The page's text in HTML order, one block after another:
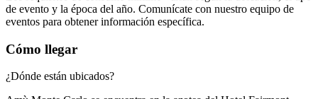
de evento y la época del año. Comunícate con nuestro equipo de
eventos para obtener información específica.​​​​‌ ‍ ​‍​‍‌‍ ‌ ​‍‌‍‍‌‌‍‌ ‌‍‍‌‌‍ ‍​‍​‍​ ‍‍​‍​‍‌ ​ ‌‍​‌‌‍ ‍‌‍‍‌‌ ‌​‌ ‍‌​‍ ‍‌‍‍‌‌‍ ​‍​‍​‍ ​​‍​‍‌‍‍​‌ ​‍‌‍‌‌‌‍‌‍​‍​‍​ ‍‍​‍​‍‌‍‍​‌ ‌​‌ ‌​‌ ​​‌ ​ ​ ‍‍​‍ ​‍ ‌‍ ​​‍ ‌‌‍​‌‌‍ ‍‌‍‌​​‍ ‌‌ ​‍​‍ ‌‌‍‍​‌‍ ‌ ‌​‌‍‌‌‌‍ ​‌ ​ ​‍ ‌‌ ​ ‌ ‌​‌ ‌‌‌‍‌​‌‍‍‌‌‍ ​‍ ‍‌ ‌‍‌‍‌‌‌ ​‍‌‍​ ‌‍‌‌‌‍ ​​‍ ‍‌‍​‌‌ ​​‌ ​​​‍ ‌‍‍‌‌‍ ‍‌ ‌​‌‍‌‌‌‍ ‍‌ ‌​​‍ ‌‍‌‌‌‍‌​‌‍‍‌‌ ‌​​‍ ‌‍ ‌‌‍ ‌‍‌​‌‍‌‌​ ‌‌ ​​‌ ​‍‌‍‌‌‌ ​ ‌‍‌‌‌‍ ‍‌ ‌​‌‍​‌‌ ‌​‌‍‍‌‌‍ ‌‍ ‍​ ‍ ‌‍‍‌‌‍‌​​ ‌‌‍​ ​ ‌ ​ ‌​‌‍​‌​ ‍‌‌‍‌‍​ ‌​‌‍‌​​‍ ‌​ ‌​​ ​‌​ ‌ ​ ‍​​‍ ‌​ ‌​​ ​‍‌‍​ ​ ‌​​‍ ‌​ ‍​​ ‍​​ ​ ‌‍‌‍​‍ ‌​ ​​​ ‍​‌‍‌​​ ‍​​ ‍‌‌‍​ ​ ‍‌​ ‌ ‌‍‌‍​ ‍​‌‍​‍​ ​ ​ ‍ ‌ ‌​‌ ‍‌‌ ​​‌‍‌‌​ ‌‌‍‍​‌‍ ‌ ‌​‌‍‌‌‌‍ ​‌​‌‍‌‍​‌‌ ​‌​ ‍ ‌ ​​‌‍​‌‌ ‌​‌‍‍​​ ‌‌‍​‌‌‍ ‍‌ ​ ‌ ‌ ‌‍‌‌‌ ​‍​‍‌‌​ ‌‌‌​​‍‌‌ ‌‍‍ ‌‍‌‌‌ ‍‌​‍‌‌​ ​ ‌​‌​​‍‌‌​ ​ ‌​‌​​‍‌‌​ ​‍​ ​‍​ ​‍‌‍​‍​ ‌‌‌‍‌‍​ ‍​‌‍‌​‌‍‌​​ ​​​ ​ ​ ‍​​ ‌‍‌‍​‌​‍‌‌​ ​‍​ ​‍​‍‌‌​ ‌‌‌​‌​​‍ ‍‌‍​ ‌‍‍​‌‍‍‌‌‍ ​‌‍‌​‌ ​‍‌‍‌‌‌‍ ‍​‍‌‌​ ‌‌‌​​‍‌‌ ‌‍‍ ‌‍‌‌‌ ‍‌​‍‌‌​ ​ ‌​‌​​‍‌‌​ ​ ‌​‌​​‍‌‌​ ​‍​ ​‍​ ‌ ​ ‌ ‌‍‌‌​ ‌ ​ ​‍‌‍‌‍‌‍‌​​ ‍​‌‍‌‌‌‍​‍‌‍​‍​ ​‍​‍‌‌​ ​‍​ ​‍​‍‌‌​ ‌‌‌​‌​​‍ ‍‌ ‌​‌‍‌‌‌ ‍​‌ ‌​​ ‌‍​‍‌‍​‌‌ ​ ‌‍‌‌‌‌‌‌‌ ​‍‌‍ ​​ ‌‌‍‍​‌ ‌​‌ ‌​‌ ​​‌ ​ ​‍‌‌​ ​ ‌​​‌​‍‌‌​ ​‍‌​‌‍​‍‌‌​ ​‍‌​‌‍‌‍ ​​‍ ‌‌‍​‌‌‍ ‍‌‍‌​​‍ ‌‌ ​‍​‍ ‌‌‍‍​‌‍ ‌ ‌​‌‍‌‌‌‍ ​‌ ​ ​‍ ‌‌ ​ ‌ ‌​‌ ‌‌‌‍‌​‌‍‍‌‌‍ ​‍ ‍‌ ‌‍‌‍‌‌‌ ​‍‌‍​ ‌‍‌‌‌‍ ​​‍ ‍‌‍​‌‌ ​​‌ ​​​‍‌‍‌‍‍‌‌‍‌​​ ‌‌‍​ ​ ‌ ​ ‌​‌‍​‌​ ‍‌‌‍‌‍​ ‌​‌‍‌​​‍ ‌​ ‌​​ ​‌​ ‌ ​ ‍​​‍ ‌​ ‌​​ ​‍‌‍​ ​ ‌​​‍ ‌​ ‍​​ ‍​​ ​ ‌‍‌‍​‍ ‌​ ​​​ ‍​‌‍‌​​ ‍​​ ‍‌‌‍​ ​ ‍‌​ ‌ ‌‍‌‍​ ‍​‌‍​‍​ ​ ​‍‌‍‌ ‌​‌ ‍‌‌ ​​‌‍‌‌​ ‌‌‍‍​‌‍ ‌ ‌​‌‍‌‌‌‍ ​‌​‌‍‌‍​‌‌ ​‌​‍‌‍‌ ​​‌‍​‌‌ ‌​‌‍‍​​ ‌‌‍​‌‌‍ ‍‌ ​ ‌ ‌ ‌‍‌‌‌ ​‍​‍‌‌​ ‌‌‌​​‍‌‌ ‌‍‍ ‌‍‌‌‌ ‍‌​‍‌‌​ ​ ‌​‌​​‍‌‌​ ​ ‌​‌​​‍‌‌​ ​‍​ ​‍​ ​‍‌‍​‍​ ‌‌‌‍‌‍​ ‍​‌‍‌​‌‍‌​​ ​​​ ​ ​ ‍​​ ‌‍‌‍​‌​‍‌‌​ ​‍​ ​‍​‍‌‌​ ‌‌‌​‌​​‍ ‍‌‍​ ‌‍‍​‌‍‍‌‌‍ ​‌‍‌​‌ ​‍‌‍‌‌‌‍ ‍​‍‌‌​ ‌‌‌​​‍‌‌ ‌‍‍ ‌‍‌‌‌ ‍‌​‍‌‌​ ​ ‌​‌​​‍‌‌​ ​ ‌​‌​​‍‌‌​ ​‍​ ​‍​ ‌ ​ ‌ ‌‍‌‌​ ‌ ​ ​‍‌‍‌‍‌‍‌​​ ‍​‌‍‌‌‌‍​‍‌‍​‍​ ​‍​‍‌‌​ ​‍​ ​‍​‍‌‌​ ‌‌‌​‌​​‍ ‍‌ ‌​‌‍‌‌‌ ‍​‌ ‌​​‍‌‍‌ ​​‌‍‌‌‌ ​‍‌ ​ ‌ ​​‌‍‌‌‌‍​ ‌ ‌​‌‍‍‌‌ ‌‍‌‍‌‌​ ‌‌ ​​‌ ‌‌‌‍​‍‌‍ ​‌‍‍‌‌ ​ ‌‍‍​‌‍‌‌‌‍‌​​‍​‍‌ ‌
Cómo llegar​​​​‌ ‍ ​‍​‍‌‍ ‌ ​‍‌‍‍‌‌‍‌ ‌‍‍‌‌‍ ‍​‍​‍​ ‍‍​‍​‍‌ ​ ‌‍​‌‌‍ ‍‌‍‍‌‌ ‌​‌ ‍‌​‍ ‍‌‍‍‌‌‍ ​‍​‍​‍ ​​‍​‍‌‍‍​‌ ​‍‌‍‌‌‌‍‌‍​‍​‍​ ‍‍​‍​‍‌‍‍​‌ ‌​‌ ‌​‌ ​​‌ ​ ​ ‍‍​‍ ​‍ ‌‍ ​​‍ ‌‌‍​‌‌‍ ‍‌‍‌​​‍ ‌‌ ​‍​‍ ‌‌‍‍​‌‍ ‌ ‌​‌‍‌‌‌‍ ​‌ ​ ​‍ ‌‌ ​ ‌ ‌​‌ ‌‌‌‍‌​‌‍‍‌‌‍ ​‍ ‍‌ ‌‍‌‍‌‌‌ ​‍‌‍​ ‌‍‌‌‌‍ ​​‍ ‍‌‍​‌‌ ​​‌ ​​​‍ ‌‍‍‌‌‍ ‍‌ ‌​‌‍‌‌‌‍ ‍‌ ‌​​‍ ‌‍‌‌‌‍‌​‌‍‍‌‌ ‌​​‍ ‌‍ ‌‌‍ ‌‍‌​‌‍‌‌​ ‌‌ ​​‌ ​‍‌‍‌‌‌ ​ ‌‍‌‌‌‍ ‍‌ ‌​‌‍​‌‌ ‌​‌‍‍‌‌‍ ‌‍ ‍​ ‍ ‌‍‍‌‌‍‌​​ ‌‌‍‌​​ ‌‌‌‍‌‌​ ‌ ​ ‌‌​ ​ ​ ‍‌​ ​ ​‍ ‌​ ​ ​ ‍‌‌‍‌​‌‍​‌​‍ ‌​ ‌​‌‍​ ​ ​‍​ ‌​​‍ ‌‌‍​‍​ ‌​‌‍‌‍​ ​ ​‍ ‌‌‍‌‌​ ‌ ​ ​​‌‍​ ‌‍​‌​ ‌ ​ ‍‌​ ​​​ ‌​​ ​​​ ‍​‌‍‌​​ ‍ ‌ ‌​‌ ‍‌‌ ​​‌‍‌‌​ ‌‌‍‍​‌‍ ‌ ‌​‌‍‌‌‌‍ ​‌‌​ ‌‍‍‌‌ ‌​‌‍‌‌‌‌​​‌‍​‌‌‍‌ ‌‍‌‌​ ‍ ‌ ​​‌‍​‌‌ ‌​‌‍‍​​ ‌‌ ​​‌‍​‌‌‍‌ ‌‍‌‌‌​​‍‌ ‌‌‌‍‍‌‌‍ ​‌‍‌​‌‍‌‌‌ ​‍​‍‌‌​ ‌‌‌​​‍‌‌ ‌‍‍ ‌‍‌‌‌ ‍‌​‍‌‌​ ​ ‌​‌​​‍‌‌​ ​ ‌​‌​​‍‌‌​ ​‍​ ​‍‌‍​‌​ ‌‌​ ​​‌‍‌‍‌‍‌​‌‍​ ​ ‍​‌‍‌‌​ ‌‍​ ‌​​ ‌​​ ​‍​‍‌‌​ ​‍​ ​‍​‍‌‌​ ‌‌‌​‌​​‍ ‍‌‍‌‍‌‍​‌‌ ​‌‌‌​ ‌‍‌‌‌‍​ ‌ ‌​‌‍‍‌‌‍ ‌‍ ‍‌ ​ ​‍‌‌​ ‌‌‌​​‍‌‌ ‌‍‍ ‌‍‌‌‌ ‍‌​‍‌‌​ ​ ‌​‌​​‍‌‌​ ​ ‌​‌​​‍‌‌​ ​‍​ ​‍​ ​ ​ ‌‍‌‍​‍‌‍‌‍​ ​‌​ ‌​​ ‍​‌‍‌​​ ​‍‌‍​‌​ ​​​ ‌‌​‍‌‌​ ​‍​ ​‍​‍‌‌​ ‌‌‌​‌​​‍ ‍‌ ​ ‌‍‌‌‌‍​ ‌ ‌​‌‍‍‌‌‍ ‌‍ ‍‌‌‌​‌‍‍‌‌ ‌​‌‍ ​‌‍‌‌​ ‌‍​‍‌‍​‌‌ ​ ‌‍‌‌‌‌‌‌‌ ​‍‌‍ ​​ ‌‌‍‍​‌ ‌​‌ ‌​‌ ​​‌ ​ ​‍‌‌​ ​ ‌​​‌​‍‌‌​ ​‍‌​‌‍​‍‌‌​ ​‍‌​‌‍‌‍ ​​‍ ‌‌‍​‌‌‍ ‍‌‍‌​​‍ ‌‌ ​‍​‍ ‌‌‍‍​‌‍ ‌ ‌​‌‍‌‌‌‍ ​‌ ​ ​‍ ‌‌ ​ ‌ ‌​‌ ‌‌‌‍‌​‌‍‍‌‌‍ ​‍ ‍‌ ‌‍‌‍‌‌‌ ​‍‌‍​ ‌‍‌‌‌‍ ​​‍ ‍‌‍​‌‌ ​​‌ ​​​‍‌‍‌‍‍‌‌‍‌​​ ‌‌‍‌​​ ‌‌‌‍‌‌​ ‌ ​ ‌‌​ ​ ​ ‍‌​ ​ ​‍ ‌​ ​ ​ ‍‌‌‍‌​‌‍​‌​‍ ‌​ ‌​‌‍​ ​ ​‍​ ‌​​‍ ‌‌‍​‍​ ‌​‌‍‌‍​ ​ ​‍ ‌‌‍‌‌​ ‌ ​ ​​‌‍​ ‌‍​‌​ ‌ ​ ‍‌​ ​​​ ‌​​ ​​​ ‍​‌‍‌​​‍‌‍‌ ‌​‌ ‍‌‌ ​​‌‍‌‌​ ‌‌‍‍​‌‍ ‌ ‌​‌‍‌‌‌‍ ​‌‌​ ‌‍‍‌‌ ‌​‌‍‌‌‌‌​​‌‍​‌‌‍‌ ‌‍‌‌​‍‌‍‌ ​​‌‍​‌‌ ‌​‌‍‍​​ ‌‌ ​​‌‍​‌‌‍‌ ‌‍‌‌‌​​‍‌ ‌‌‌‍‍‌‌‍ ​‌‍‌​‌‍‌‌‌ ​‍​‍‌‌​ ‌‌‌​​‍‌‌ ‌‍‍ ‌‍‌‌‌ ‍‌​‍‌‌​ ​ ‌​‌​​‍‌‌​ ​ ‌​‌​​‍‌‌​ ​‍​ ​‍‌‍​‌​ ‌‌​ ​​‌‍‌‍‌‍‌​‌‍​ ​ ‍​‌‍‌‌​ ‌‍​ ‌​​ ‌​​ ​‍​‍‌‌​ ​‍​ ​‍​‍‌‌​ ‌‌‌​‌​​‍ ‍‌‍‌‍‌‍​‌‌ ​‌‌‌​ ‌‍‌‌‌‍​ ‌ ‌​‌‍‍‌‌‍ ‌‍ ‍‌ ​ ​‍‌‌​ ‌‌‌​​‍‌‌ ‌‍‍ ‌‍‌‌‌ ‍‌​‍‌‌​ ​ ‌​‌​​‍‌‌​ ​ ‌​‌​​‍‌‌​ ​‍​ ​‍​ ​ ​ ‌‍‌‍​‍‌‍‌‍​ ​‌​ ‌​​ ‍​‌‍‌​​ ​‍‌‍​‌​ ​​​ ‌‌​‍‌‌​ ​‍​ ​‍​‍‌‌​ ‌‌‌​‌​​‍ ‍‌ ​ ‌‍‌‌‌‍​ ‌ ‌​‌‍‍‌‌‍ ‌‍ ‍‌‌‌​‌‍‍‌‌ ‌​‌‍ ​‌‍‌‌​‍‌‍‌ ​​‌‍‌‌‌ ​‍‌ ​ ‌ ​​‌‍‌‌‌‍​ ‌ ‌​‌‍‍‌‌ ‌‍‌‍‌‌​ ‌‌ ​​‌ ‌‌‌‍​‍‌‍ ​‌‍‍‌‌ ​ ‌‍‍​‌‍‌‌‌‍‌​​‍​‍‌ ‌
¿Dónde están ubicados?​​​​‌ ‍ ​‍​‍‌‍ ‌ ​‍‌‍‍‌‌‍‌ ‌‍‍‌‌‍ ‍​‍​‍​ ‍‍​‍​‍‌ ​ ‌‍​‌‌‍ ‍‌‍‍‌‌ ‌​‌ ‍‌​‍ ‍‌‍‍‌‌‍ ​‍​‍​‍ ​​‍​‍‌‍‍​‌ ​‍‌‍‌‌‌‍‌‍​‍​‍​ ‍‍​‍​‍‌‍‍​‌ ‌​‌ ‌​‌ ​​‌ ​ ​ ‍‍​‍ ​‍ ‌‍ ​​‍ ‌‌‍​‌‌‍ ‍‌‍‌​​‍ ‌‌ ​‍​‍ ‌‌‍‍​‌‍ ‌ ‌​‌‍‌‌‌‍ ​‌ ​ ​‍ ‌‌ ​ ‌ ‌​‌ ‌‌‌‍‌​‌‍‍‌‌‍ ​‍ ‍‌ ‌‍‌‍‌‌‌ ​‍‌‍​ ‌‍‌‌‌‍ ​​‍ ‍‌‍​‌‌ ​​‌ ​​​‍ ‌‍‍‌‌‍ ‍‌ ‌​‌‍‌‌‌‍ ‍‌ ‌​​‍ ‌‍‌‌‌‍‌​‌‍‍‌‌ ‌​​‍ ‌‍ ‌‌‍ ‌‍‌​‌‍‌‌​ ‌‌ ​​‌ ​‍‌‍‌‌‌ ​ ‌‍‌‌‌‍ ‍‌ ‌​‌‍​‌‌ ‌​‌‍‍‌‌‍ ‌‍ ‍​ ‍ ‌‍‍‌‌‍‌​​ ‌‌‍​‌‌‍​‌​ ​‍​ ‌‍‌‍​ ​ ​‌​ ​‍​ ‍‌​‍ ‌‌‍​‍​ ‍​​ ‌​​ ​‍​‍ ‌​ ‌​‌‍‌​‌‍‌​​ ‌‍​‍ ‌‌‍​‍‌‍‌‍​ ​‌‌‍​‍​‍ ‌​ ​ ​ ‍​​ ‌‍‌‍​‍‌‍​‍​ ​ ​ ​​​ ​‌‌‍​‌‌‍​‍​ ‌ ​ ​‍​ ‍ ‌ ‌​‌ ‍‌‌ ​​‌‍‌‌​ ‌‌‍‍​‌‍ ‌ ‌​‌‍‌‌‌‍ ​‌​‌‍‌‍​‌‌ ​‌​ ‍ ‌ ​​‌‍​‌‌ ‌​‌‍‍​​ ‌‌ ​‌‌ ‌‌‌‍‌‌‌ ​ ‌ ‌​‌‍‍‌‌‍ ‌‍ ‍​ ‌‍​‍‌‍​‌‌ ​ ‌‍‌‌‌‌‌‌‌ ​‍‌‍ ​​ ‌‌‍‍​‌ ‌​‌ ‌​‌ ​​‌ ​ ​‍‌‌​ ​ ‌​​‌​‍‌‌​ ​‍‌​‌‍​‍‌‌​ ​‍‌​‌‍‌‍ ​​‍ ‌‌‍​‌‌‍ ‍‌‍‌​​‍ ‌‌ ​‍​‍ ‌‌‍‍​‌‍ ‌ ‌​‌‍‌‌‌‍ ​‌ ​ ​‍ ‌‌ ​ ‌ ‌​‌ ‌‌‌‍‌​‌‍‍‌‌‍ ​‍ ‍‌ ‌‍‌‍‌‌‌ ​‍‌‍​ ‌‍‌‌‌‍ ​​‍ ‍‌‍​‌‌ ​​‌ ​​​‍‌‍‌‍‍‌‌‍‌​​ ‌‌‍​‌‌‍​‌​ ​‍​ ‌‍‌‍​ ​ ​‌​ ​‍​ ‍‌​‍ ‌‌‍​‍​ ‍​​ ‌​​ ​‍​‍ ‌​ ‌​‌‍‌​‌‍‌​​ ‌‍​‍ ‌‌‍​‍‌‍‌‍​ ​‌‌‍​‍​‍ ‌​ ​ ​ ‍​​ ‌‍‌‍​‍‌‍​‍​ ​ ​ ​​​ ​‌‌‍​‌‌‍​‍​ ‌ ​ ​‍​‍‌‍‌ ‌​‌ ‍‌‌ ​​‌‍‌‌​ ‌‌‍‍​‌‍ ‌ ‌​‌‍‌‌‌‍ ​‌​‌‍‌‍​‌‌ ​‌​‍‌‍‌ ​​‌‍​‌‌ ‌​‌‍‍​​ ‌‌ ​‌‌ ‌‌‌‍‌‌‌ ​ ‌ ‌​‌‍‍‌‌‍ ‌‍ ‍​‍‌‍‌ ​​‌‍‌‌‌ ​‍‌ ​ ‌ ​​‌‍‌‌‌‍​ ‌ ‌​‌‍‍‌‌ ‌‍‌‍‌‌​ ‌‌ ​​‌ ‌‌‌‍​‍‌‍ ​‌‍‍‌‌ ​ ‌‍‍​‌‍‌‌‌‍‌​​‍​‍‌ ‌